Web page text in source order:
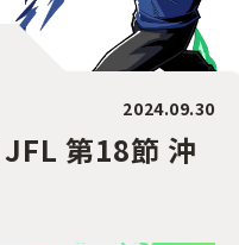
2024.09.30
第18節 沖